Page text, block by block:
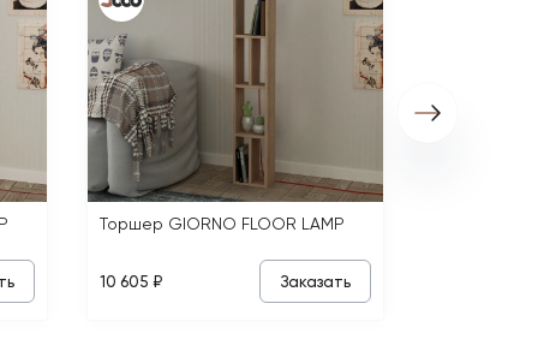
Торшер GIORNO FLOOR LAMP
10 605 ₽ Заказать